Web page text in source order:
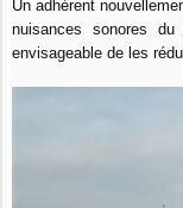
Un adhérent
nuisances sonores
envisageable de les